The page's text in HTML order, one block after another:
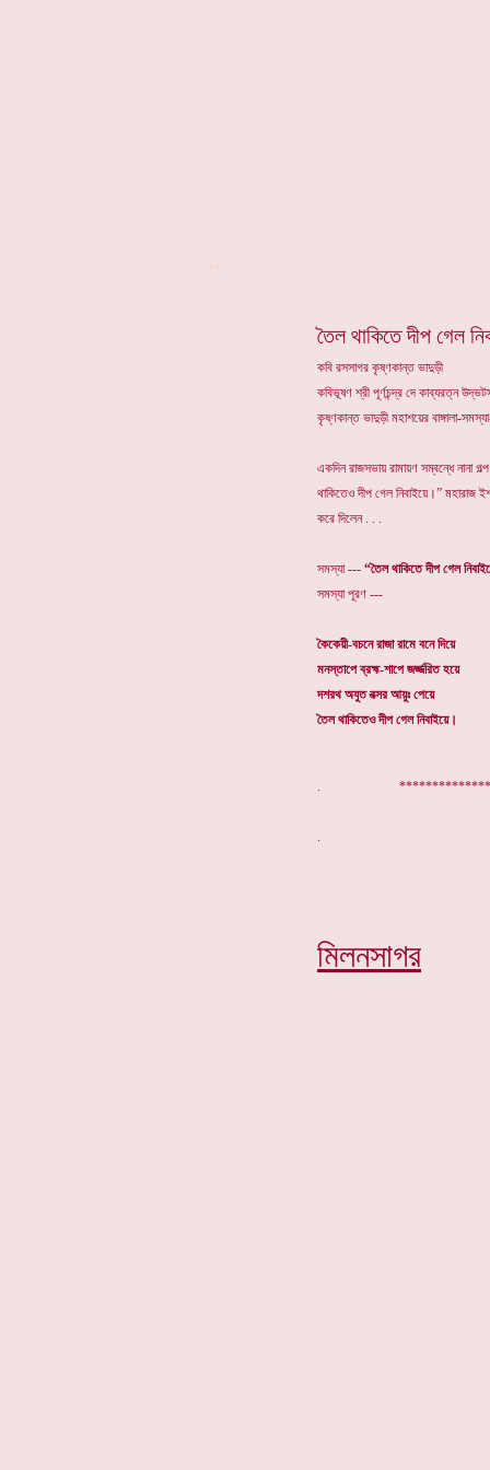
.
মিলনসাগর
তৈল থাকিতে দীপ গেল
কবি রসসাগর কৃষ্ণকান্ত ভাদুড়ী
কবিভূষণ শ্রী পূর্ণচন্দ্র দে কাব্যরত্ন
কৃষ্ণকান্ত ভাদুড়ী মহাশয়ের বাঙ্গালা-
একদিন রাজসভায় রামায়ণ সম্বন্ধে নানা
থাকিতেও দীপ গেল নিবাইয়ে।” মহারাজ
করে দিলেন . . .
সমস্যা --- “তৈল থাকিতে দীপ গেল
সমস্যা পূরণ ---
কৈকেয়ী-বচনে রাজা রামে বনে দিয়ে
মনস্তাপে ব্রহ্ম-শাপে জর্জ্জরিত হয়ে
দশরথ অযুত বত্সর আয়ুঃ পেয়ে
তৈল থাকিতেও দীপ গেল নিবাইয়ে।